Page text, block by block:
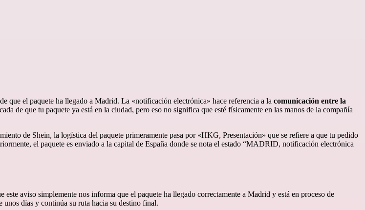
de que el paquete ha llegado a Madrid. La «notificación electrónica» hace referencia a la comunicación entre la
de que tu paquete ya está en la ciudad, pero eso no significa que esté físicamente en las manos de la compañía
de Shein, la logística del paquete primeramente pasa por «HKG, Presentación» que se refiere a que tu pedido
el paquete es enviado a la capital de España donde se nota el estado “MADRID, notificación electrónica
aviso simplemente nos informa que el paquete ha llegado correctamente a Madrid y está en proceso de
días y continúa su ruta hacia su destino final.